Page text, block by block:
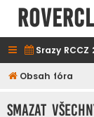
Srazy RCCZ
Obsah fóra
Smazat